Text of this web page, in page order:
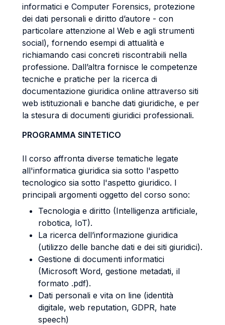
informatici e Computer Forensics, protezione
dei dati personali e diritto d’autore - con
particolare attenzione al Web e agli strumenti
social), fornendo esempi di attualità e
richiamando casi concreti riscontrabili nella
professione. Dall’altra fornisce le competenze
tecniche e pratiche per la ricerca di
documentazione giuridica online attraverso siti
web istituzionali e banche dati giuridiche, e per
la stesura di documenti giuridici professionali.
PROGRAMMA SINTETICO
Il corso affronta diverse tematiche legate
all'informatica giuridica sia sotto l'aspetto
tecnologico sia sotto l'aspetto giuridico. I
principali argomenti oggetto del corso sono:
Tecnologia e diritto (Intelligenza artificiale,
robotica, IoT).
La ricerca dell’informazione giuridica
(utilizzo delle banche dati e dei siti giuridici).
Gestione di documenti informatici
(Microsoft Word, gestione metadati, il
formato .pdf).
Dati personali e vita on line (identità
digitale, web reputation, GDPR, hate
speech)